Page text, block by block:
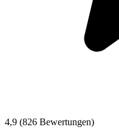
4,9 (826 Bewertungen)